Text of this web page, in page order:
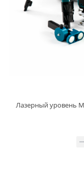
Лазерный уровень